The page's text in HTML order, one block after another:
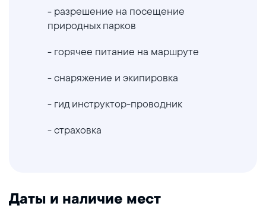
- разрешение на посещение
природных парков
- горячее питание на маршруте
- снаряжение и экипировка
- гид инструктор-проводник
- страховка
Даты и наличие мест